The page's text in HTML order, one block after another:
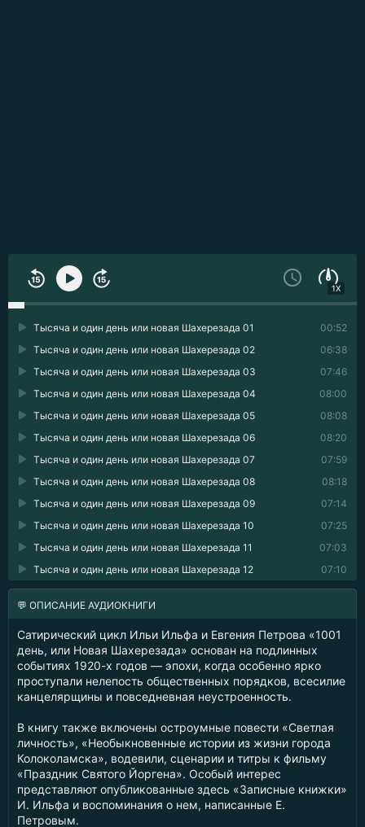
1X
00:52
Тысяча и один день или новая Шахерезада 01
06:38
Тысяча и один день или новая Шахерезада 02
07:46
Тысяча и один день или новая Шахерезада 03
08:00
Тысяча и один день или новая Шахерезада 04
08:08
Тысяча и один день или новая Шахерезада 05
08:20
Тысяча и один день или новая Шахерезада 06
07:59
Тысяча и один день или новая Шахерезада 07
08:18
Тысяча и один день или новая Шахерезада 08
07:14
Тысяча и один день или новая Шахерезада 09
07:25
Тысяча и один день или новая Шахерезада 10
07:03
Тысяча и один день или новая Шахерезада 11
07:10
Тысяча и один день или новая Шахерезада 12
💬 ОПИСАНИЕ АУДИОКНИГИ
Сатирический цикл Ильи Ильфа и Евгения Петрова «1001
день, или Новая Шахерезада» основан на подлинных
событиях 1920-х годов — эпохи, когда особенно ярко
проступали нелепость общественных порядков, всесилие
канцелярщины и повседневная неустроенность.
В книгу также включены остроумные повести «Светлая
личность», «Необыкновенные истории из жизни города
Колоколамска», водевили, сценарии и титры к фильму
«Праздник Святого Йоргена». Особый интерес
представляют опубликованные здесь «Записные книжки»
И. Ильфа и воспоминания о нем, написанные Е.
Петровым.